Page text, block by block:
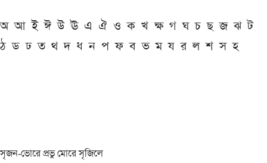
অ আ ই ঈ উ ঊ এ ঐ ও ক খ ক্ষ গ ঘ চ ছ জ ঝ ট
ঠ ড ঢ ত থ দ ধ ন প ফ ব ভ ম য র ল শ স হ
সৃজন-ভোরে প্রভু মোরে সৃজিলে